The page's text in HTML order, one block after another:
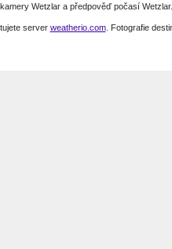
Wetzlar a předpověď počasí
server weatherio.com. Fotografie